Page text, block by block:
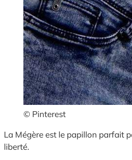
© Pinterest
La Mégère est le papillon parfait
liberté.